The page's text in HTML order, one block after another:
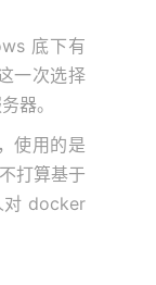
底下有
一次选择
器。
使用的是
打算基于
对 docker